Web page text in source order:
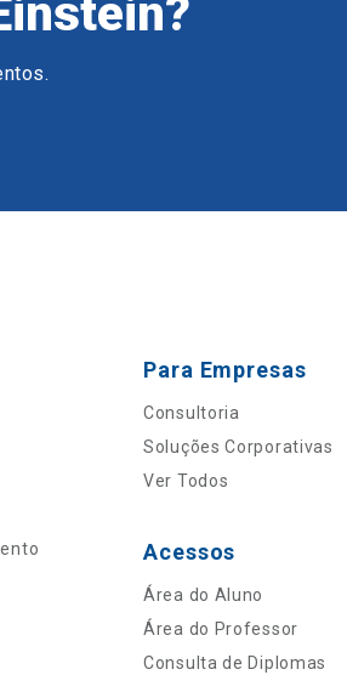
Para Empresas
Consultoria
Soluções Corporativas
Ver Todos
Acessos
Área do Aluno
Área do Professor
Consulta de Diplomas